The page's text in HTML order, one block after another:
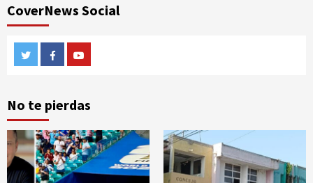
CoverNews Social
TwitterFacebook
No te pierdas